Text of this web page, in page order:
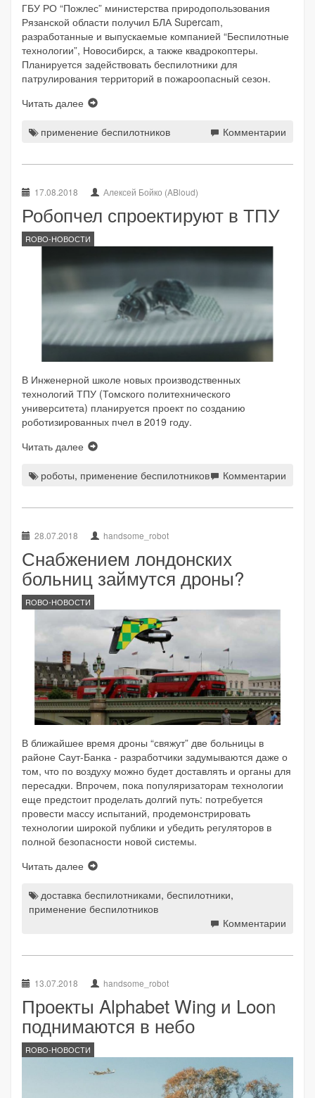
ГБУ РО “Пожлес” министерства природопользования
Рязанской области получил БЛА Supercam,
разработанные и выпускаемые компанией “Беспилотные
технологии”, Новосибирск, а также квадрокоптеры.
Планируется задействовать беспилотники для
патрулирования территорий в пожароопасный сезон.
Читать далее
применение беспилотников Комментарии
17.08.2018 Алексей Бойко (ABloud)
Робопчел спроектируют в ТПУ
ROBO-НОВОСТИ
В Инженерной школе новых производственных
технологий ТПУ (Томского политехнического
университета) планируется проект по созданию
роботизированных пчел в 2019 году.
Читать далее
роботы, применение беспилотников Комментарии
28.07.2018 handsome_robot
Снабжением лондонских
больниц займутся дроны?
ROBO-НОВОСТИ
В ближайшее время дроны “свяжут” две больницы в
районе Саут-Банка - разработчики задумываются даже о
том, что по воздуху можно будет доставлять и органы для
пересадки. Впрочем, пока популяризаторам технологии
еще предстоит проделать долгий путь: потребуется
провести массу испытаний, продемонстрировать
технологии широкой публики и убедить регуляторов в
полной безопасности новой системы.
Читать далее
доставка беспилотниками, беспилотники,
применение беспилотников
Комментарии
13.07.2018 handsome_robot
Проекты Alphabet Wing и Loon
поднимаются в небо
ROBO-НОВОСТИ